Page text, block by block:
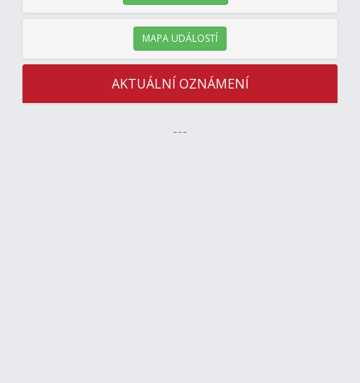
MAPA UDÁLOSTÍ
AKTUÁLNÍ OZNÁMENÍ
---